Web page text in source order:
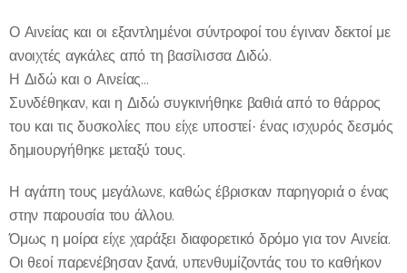
Ο Αινείας και οι εξαντλημένοι σύντροφοί του έγιναν δεκτοί με
ανοιχτές αγκάλες από τη βασίλισσα Διδώ.
Η Διδώ και ο Αινείας…
Συνδέθηκαν, και η Διδώ συγκινήθηκε βαθιά από το θάρρος
του και τις δυσκολίες που είχε υποστεί· ένας ισχυρός δεσμός
δημιουργήθηκε μεταξύ τους.
Η αγάπη τους μεγάλωνε, καθώς έβρισκαν παρηγοριά ο ένας
στην παρουσία του άλλου.
Όμως η μοίρα είχε χαράξει διαφορετικό δρόμο για τον Αινεία.
Οι θεοί παρενέβησαν ξανά, υπενθυμίζοντάς του το καθήκον